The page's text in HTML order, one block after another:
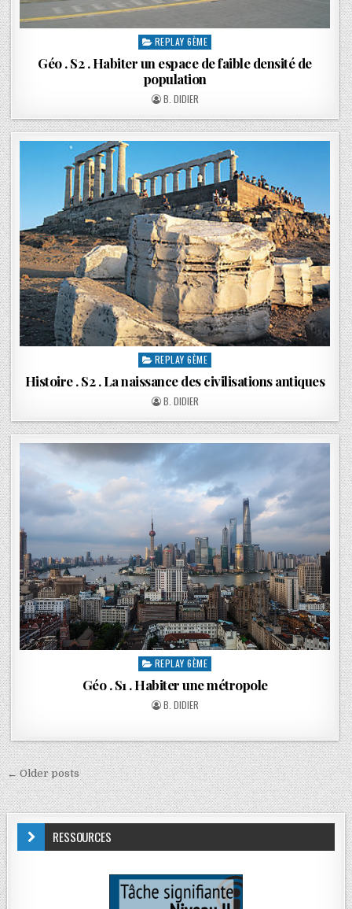
REPLAY 6ÈME
Géo . S2 . Habiter un espace de faible densité de
population
B. DIDIER
REPLAY 6ÈME
Histoire . S2 . La naissance des civilisations antiques
B. DIDIER
REPLAY 6ÈME
Géo . S1 . Habiter une métropole
B. DIDIER
← Older posts
RESSOURCES